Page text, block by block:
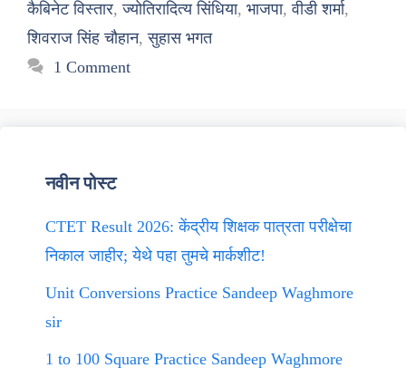
कैबिनेट विस्तार,ज्योतिरादित्य सिंधिया, भाजपा,वीडी शर्मा,
शिवराज सिंह चौहान,सुहास भगत
1 Comment
नवीन पोस्ट
CTET Result 2026: केंद्रीय शिक्षक पात्रता परीक्षेचा
निकाल जाहीर; येथे पहा तुमचे मार्कशीट!
Unit Conversions Practice Sandeep Waghmore
sir
1 to 100 Square Practice Sandeep Waghmore